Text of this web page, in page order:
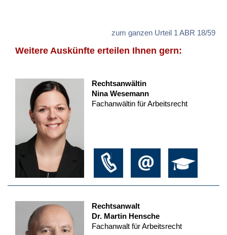
zum ganzen Urteil 1 ABR 18/59
Weitere Auskünfte erteilen Ihnen gern:
Rechtsanwältin
Nina Wesemann
Fachanwältin für Arbeitsrecht
Rechtsanwalt
Dr. Martin Hensche
Fachanwalt für Arbeitsrecht